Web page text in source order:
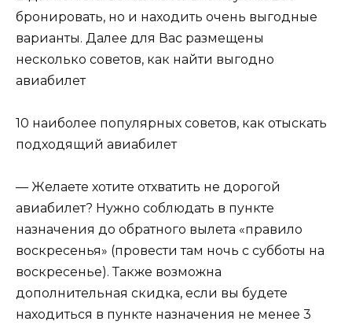
бронировать, но и находить очень выгодные
варианты. Далее для Вас размещены
несколько советов, как найти выгодно
авиабилет
10 наиболее популярных советов, как отыскать
подходящий авиабилет
— Желаете хотите отхватить не дорогой
авиабилет? Нужно соблюдать в пункте
назначения до обратного вылета «правило
воскресенья» (провести там ночь с субботы на
воскресенье). Также возможна
дополнительная скидка, если вы будете
находиться в пункте назначения не менее 3